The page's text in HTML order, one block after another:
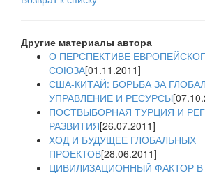
Другие материалы автора
О ПЕРСПЕКТИВЕ
СОЮЗА[01.11.2011]
США-КИТАЙ: БОРЬБА ЗА
УПРАВЛЕНИЕ И РЕСУРСЫ
ПОСТВЫБОРНАЯ ТУРЦИЯ И
РАЗВИТИЯ[26.07.2011]
ХОД И БУДУЩЕЕ ГЛОБАЛЬНЫХ
ПРОЕКТОВ[28.06.2011]
ЦИВИЛИЗАЦИОННЫЙ ФАКТОР